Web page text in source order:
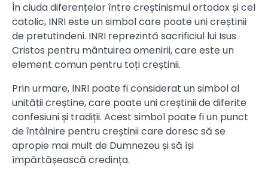
În ciuda diferențelor între creștinismul ortodox și cel
catolic, INRI este un simbol care poate uni creștinii
de pretutindeni. INRI reprezintă sacrificiul lui Isus
Cristos pentru mântuirea omenirii, care este un
element comun pentru toți creștinii.
Prin urmare, INRI poate fi considerat un simbol al
unității creștine, care poate uni creștinii de diferite
confesiuni și tradiții. Acest simbol poate fi un punct
de întâlnire pentru creștinii care doresc să se
apropie mai mult de Dumnezeu și să își
împărtășească credința.